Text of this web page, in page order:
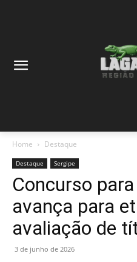
Home Destaque
Destaque Sergipe
Concurso
avança para
avaliação de
3 de junho de 2026